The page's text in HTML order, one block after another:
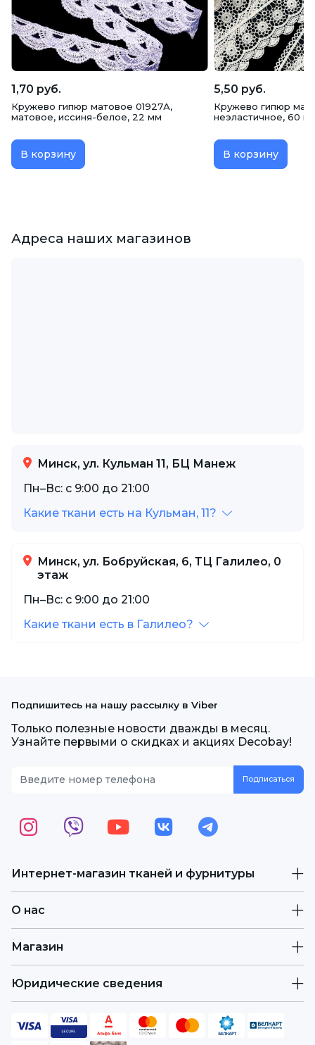
1,70 руб.
Кружево гипюр матовое 01927А,
матовое, иссиня-белое, 22 мм
В корзину
5,50 руб.
Кружево гипюр
неэластичное, 60
В корзину
Адреса наших магазинов
Минск, ул. Кульман 11, БЦ Манеж
Пн–Вс: с 9:00 до 21:00
Какие ткани есть на Кульман, 11?
Минск, ул. Бобруйская, 6, ТЦ Галилео, 0
этаж
Пн–Вс: с 9:00 до 21:00
Какие ткани есть в Галилео?
Интернет-магазин тканей и фурнитуры
О нас
Магазин
Юридические сведения
Подпишитесь на нашу рассылку в Viber
Только полезные новости дважды в месяц.
Узнайте первыми о скидках и акциях Decobay!